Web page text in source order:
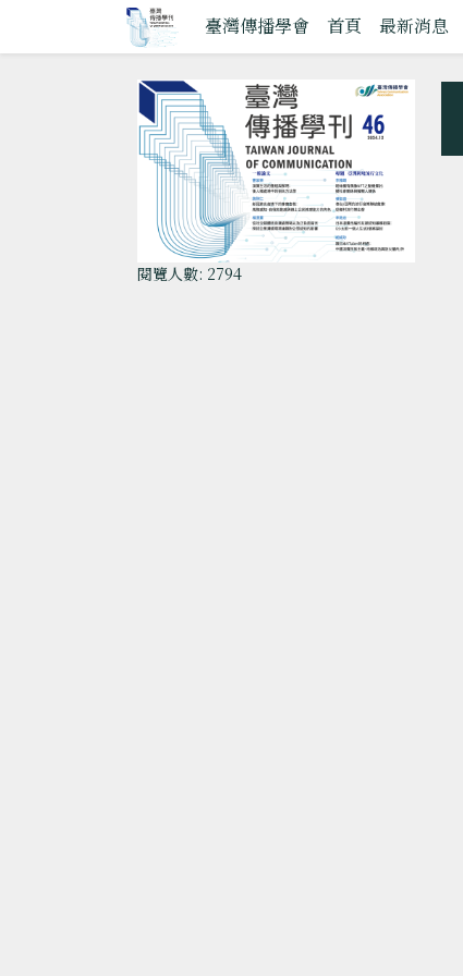
臺灣傳播學會 首頁 最新消息
閱覽人數: 2794